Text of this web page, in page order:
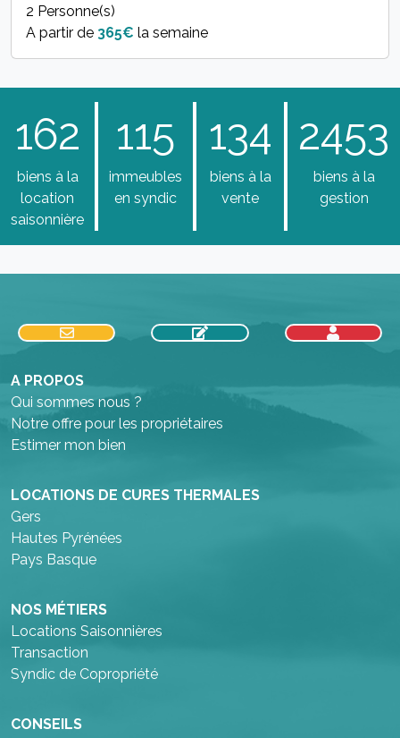
2 Personne(s)
A partir de 365€ la semaine
162
biens à la
location
saisonnière
115
immeubles
en syndic
134
biens à la
vente
2453
biens à la
gestion
A PROPOS
Qui sommes nous ?
Notre offre pour les propriétaires
Estimer mon bien
LOCATIONS DE CURES THERMALES
Gers
Hautes Pyrénées
Pays Basque
NOS MÉTIERS
Locations Saisonnières
Transaction
Syndic de Copropriété
CONSEILS